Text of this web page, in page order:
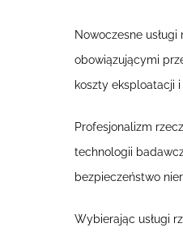
Nowoczesne
obowiązującymi
koszty eksploatacji
Profesjonalizm
technologii
bezpieczeństwo
Wybierając usługi